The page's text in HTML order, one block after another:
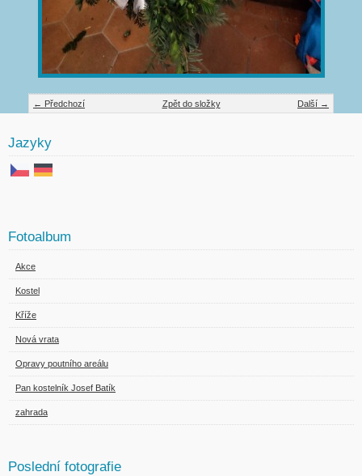
← Předchozí Další →
Zpět do složky
Jazyky
Fotoalbum
Akce
Kostel
Kříže
Nová vrata
Opravy poutního areálu
Pan kostelník Josef Batík
zahrada
Poslední fotografie